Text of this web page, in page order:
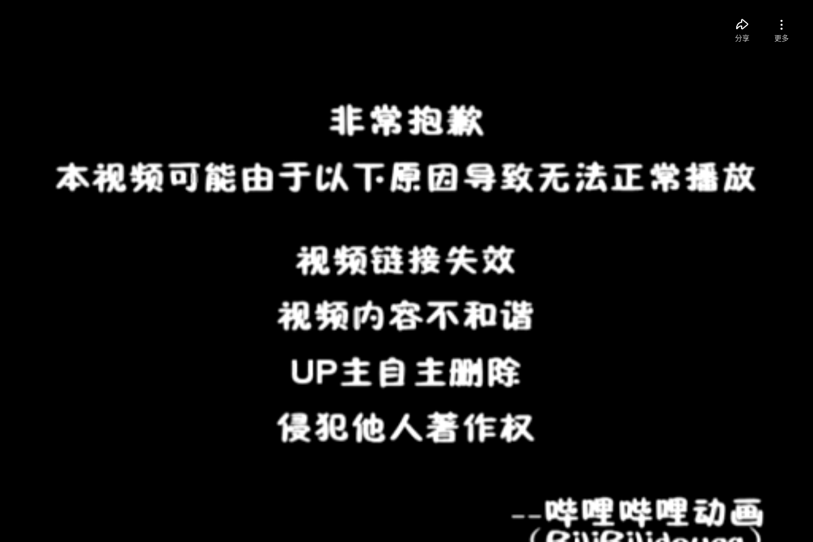
分享 更多